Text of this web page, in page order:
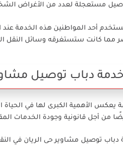
مستعجلة لعدد من الأغراض
أحد المواطنين هذه الخدمة
مما كانت ستستغرقه وسائل النقل
دباب توصيل
الأهمية الكبرى لها في الحياة
من أجل قانونية وجودة الخدمات
توصيل مشاوير حى الريان في